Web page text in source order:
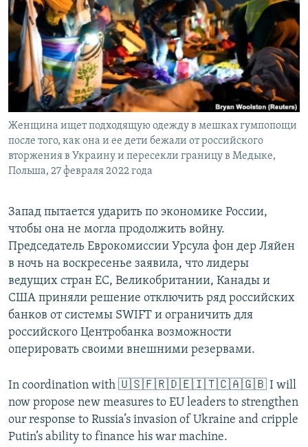
Женщина ищет подходящую одежду в мешках гумпопощи
после того, как она и ее дети бежали от российского
вторжения в Украину и пересекли границу в Медыке,
Польша, 27 февраля 2022 года
Запад пытается ударить по экономике России,
чтобы она не могла продолжить войну.
Председатель Еврокомиссии Урсула фон дер Ляйен
в ночь на воскресенье заявила, что лидеры
ведущих стран ЕС, Великобритании, Канады и
США приняли решение отключить ряд российских
банков от системы SWIFT и ограничить для
российского Центробанка возможности
оперировать своими внешними резервами.
In coordination with 🇺🇸🇫🇷🇩🇪🇮🇹🇨🇦🇬🇧 I will
now propose new measures to EU leaders to strengthen
our response to Russia’s invasion of Ukraine and cripple
Putin’s ability to finance his war machine.